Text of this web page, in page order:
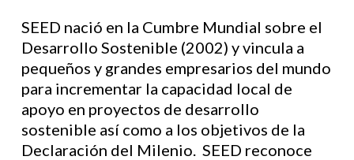
SEED nació en la Cumbre Mundial sobre el
Desarrollo Sostenible (2002) y vincula a
pequeños y grandes empresarios del mundo
para incrementar la capacidad local de
apoyo en proyectos de desarrollo
sostenible así como a los objetivos de la
Declaración del Milenio. SEED reconoce